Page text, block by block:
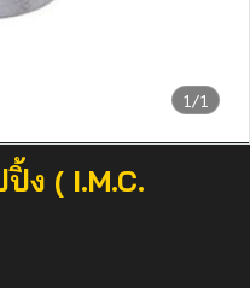
1/1
ง ( I.M.C.